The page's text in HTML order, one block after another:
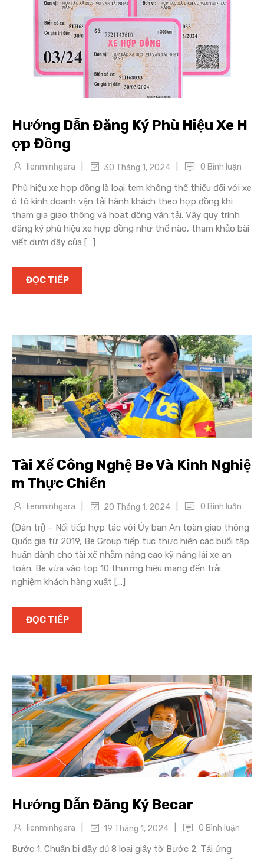
Hướng Dẫn Đăng Ký Phù Hiệu Xe H
ợp Đồng
lienminhgara 30 Tháng 1, 2024 0 Bình luận
Phù hiệu xe hợp đồng là loại tem không thể thiếu đối với xe
ô tô kinh doanh vận tải hành khách theo hợp đồng khi
tham gia giao thông và hoạt động vận tải. Vậy quy trình
đăng ký phù hiệu xe hợp đồng như thế nào, tham khảo bài
viết dưới đây của […]
ĐỌC TIẾP
Tài Xế Công Nghệ Be Và Kinh Nghiệ
m Thực Chiến
lienminhgara 20 Tháng 1, 2024 0 Bình luận
(Dân trí) – Nối tiếp hợp tác với Ủy ban An toàn giao thông
Quốc gia từ 2019, Be Group tiếp tục thực hiện các buổi tập
huấn dành cho tài xế nhằm nâng cao kỹ năng lái xe an
toàn. Be vừa vào top 10 thương hiệu mang đến trải
nghiệm khách hàng xuất […]
ĐỌC TIẾP
Hướng Dẫn Đăng Ký Becar
lienminhgara 19 Tháng 1, 2024 0 Bình luận
Bước 1: Chuẩn bị đầy đủ 8 loại giấy tờ Bước 2: Tải ứng